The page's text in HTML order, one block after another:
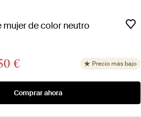
mujer de color neutro
€ Precio más bajo
Comprar ahora